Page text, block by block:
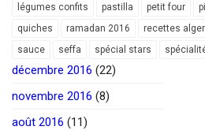
légumes confits pastilla petit four
quiches
ramadan 2016 recettes
sauce
seffa spécial stars
décembre 2016 (22)
novembre 2016 (8)
août 2016 (11)